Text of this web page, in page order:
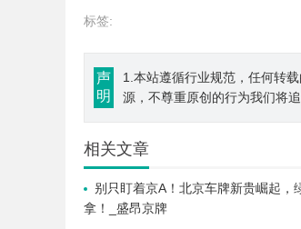
标签:
声
明
1.本站遵循行业规范，任何转
源，不尊重原创的行为我们将
相关文章
别只盯着京A！北京车牌新贵崛起，
拿！_盛昂京牌